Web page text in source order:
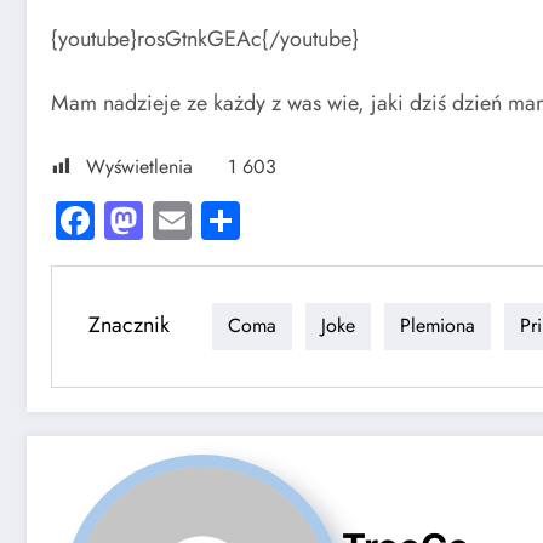
{youtube}rosGtnkGEAc{/youtube}
Mam nadzieje ze każdy z was wie, jaki dziś dzień
Wyświetlenia 1 603
Facebook
Mastodon
Email
Znacznik Coma Joke Plemiona